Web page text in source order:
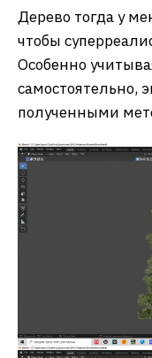
Дерево тогда у
чтобы
Особенно
самостоятельно,
полученными